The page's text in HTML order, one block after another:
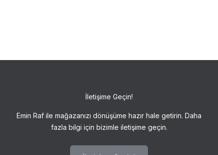
İletişime Geçin!
Emin Raf ile mağazanızı dönüşüme hazır hale getirin. Daha
fazla bilgi için bizimle iletişime geçin.